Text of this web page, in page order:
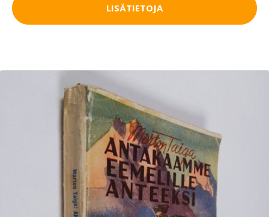
LISÄTIETOJA